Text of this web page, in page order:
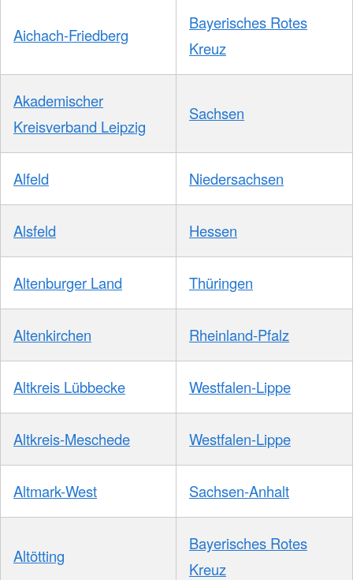
Aichach-Friedberg
Bayerisches Rotes
Kreuz
Akademischer
Kreisverband Leipzig
Sachsen
Alfeld Niedersachsen
Alsfeld Hessen
Altenburger Land Thüringen
Altenkirchen Rheinland-Pfalz
Altkreis Lübbecke Westfalen-Lippe
Altkreis-Meschede Westfalen-Lippe
Altmark-West Sachsen-Anhalt
Altötting
Bayerisches Rotes
Kreuz